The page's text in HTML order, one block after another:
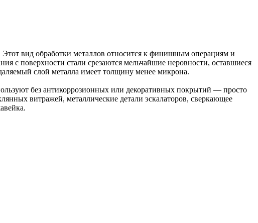
вид обработки металлов относится к финишным операциям и
с поверхности стали срезаются мельчайшие неровности, оставшиеся
слой металла имеет толщину менее микрона.
без антикоррозионных или декоративных покрытий — просто
витражей, металлические детали эскалаторов, сверкающее